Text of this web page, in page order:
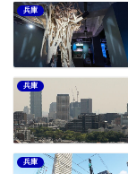
兵庫
兵庫
兵庫